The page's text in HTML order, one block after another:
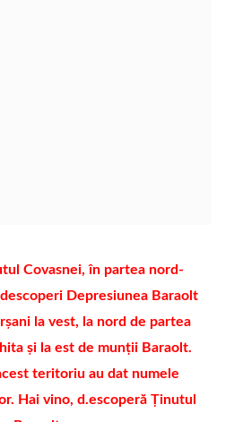
Covasnei, în partea nord-
Depresiunea Baraolt
la vest, la nord de partea
și la est de munții Baraolt.
teritoriu au dat numele
Hai vino, d.escoperă Ținutul